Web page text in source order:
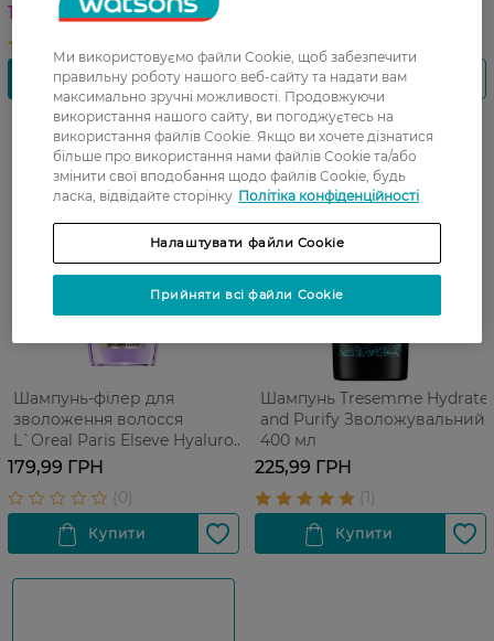
178,99 ГРН
Шампунь-філер для
зволоження волосся
L`Oreal Paris Elseve Hyaluron
Plump 250 мл
179,99 ГРН
Шампунь Tresemme Hydrate
and Purify Зволожувальний
400 мл
225,99 ГРН
Ми використовуємо файли Cookie, щоб забезпечити
правильну роботу нашого веб-сайту та надати вам
максимально зручні можливості. Продовжуючи
використання нашого сайту, ви погоджуєтесь на
використання файлів Cookie. Якщо ви хочете дізнатися
більше про використання нами файлів Cookie та/або
змінити свої вподобання щодо файлів Cookie, будь
ласка, відвідайте сторінку Політіка конфіденційності
Налаштувати файли Cookie
Прийняти всі файли Cookie